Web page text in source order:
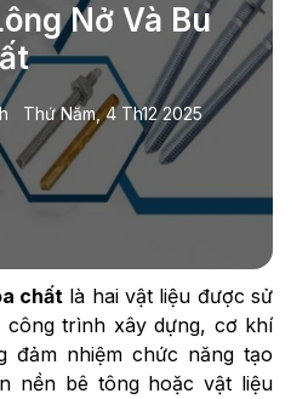
Nở Và Bu
Thứ Năm, 4 Th12 2025
chất là hai vật liệu được sử
trình xây dựng, cơ khí
đảm nhiệm chức năng tạo
nền bê tông hoặc vật liệu